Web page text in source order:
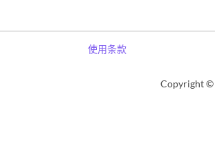
使用条款
Copyright ©